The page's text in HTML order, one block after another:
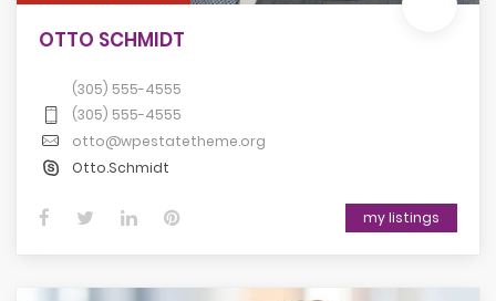
OTTO SCHMIDT
(305) 555-4555
(305) 555-4555
otto@wpestatetheme.org
Otto.Schmidt
my listings